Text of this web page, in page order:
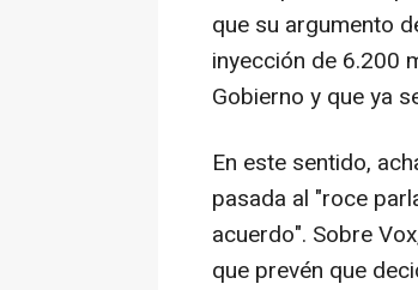
que su argumento
inyección de 6.200
Gobierno y que ya
En este sentido,
pasada al "roce
acuerdo". Sobre
que prevén que